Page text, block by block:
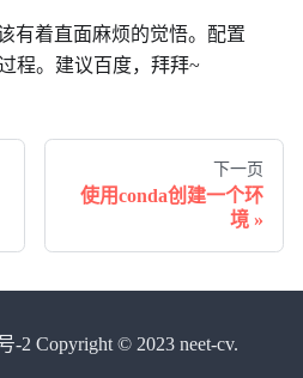
有着直面麻烦的觉悟。配置
程。建议百度，拜拜~
下一页
使用conda创建一个环
境
-2 Copyright © 2023 neet-cv.